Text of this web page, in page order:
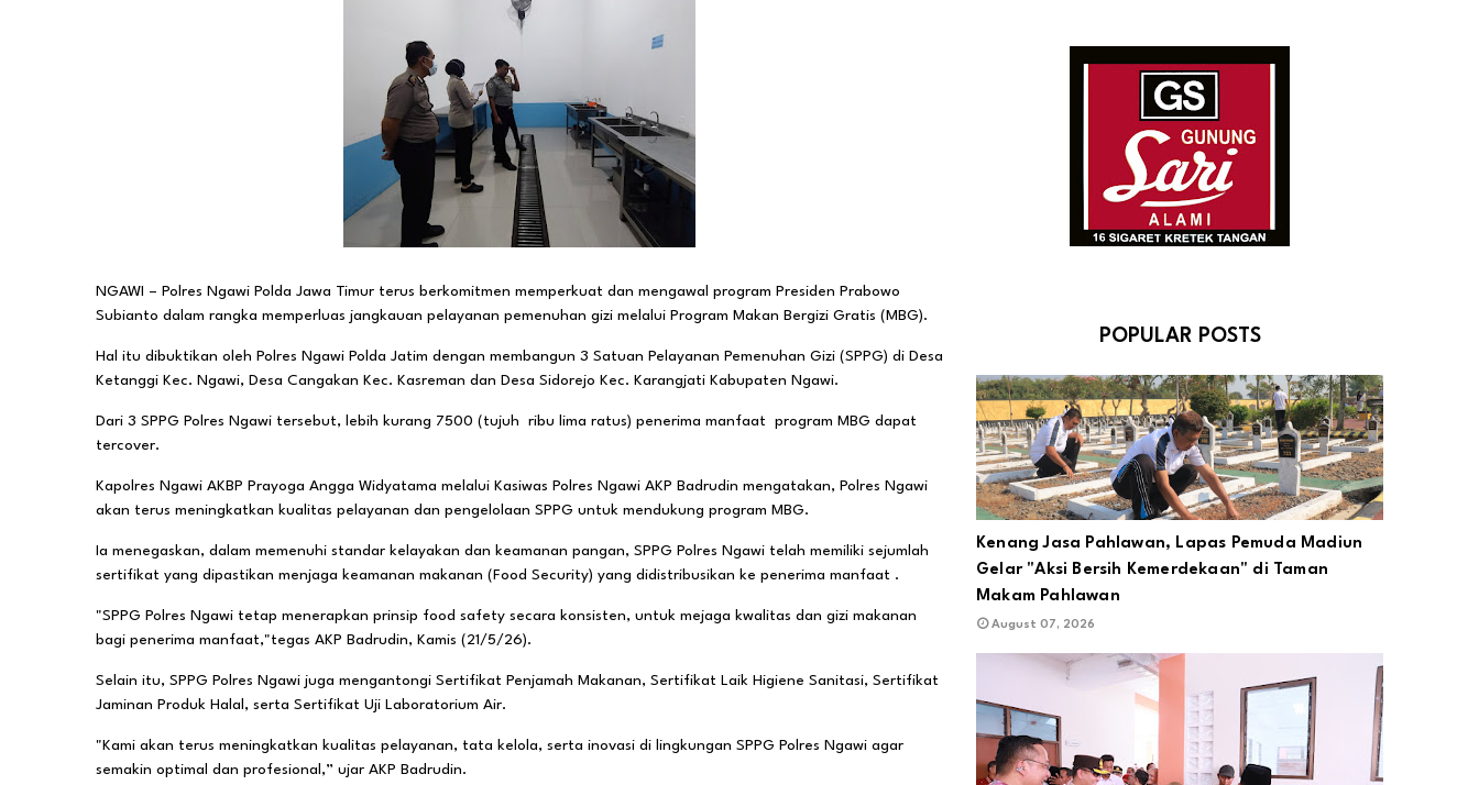
NGAWI – Polres Ngawi Polda Jawa Timur terus berkomitmen memperkuat dan mengawal program Presiden Prabowo
Subianto dalam rangka memperluas jangkauan pelayanan pemenuhan gizi melalui Program Makan Bergizi Gratis (MBG).
Hal itu dibuktikan oleh Polres Ngawi Polda Jatim dengan membangun 3 Satuan Pelayanan Pemenuhan Gizi (SPPG) di Desa
Ketanggi Kec. Ngawi, Desa Cangakan Kec. Kasreman dan Desa Sidorejo Kec. Karangjati Kabupaten Ngawi.
Dari 3 SPPG Polres Ngawi tersebut, lebih kurang 7500 (tujuh ribu lima ratus) penerima manfaat program MBG dapat
tercover.
Kapolres Ngawi AKBP Prayoga Angga Widyatama melalui Kasiwas Polres Ngawi AKP Badrudin mengatakan, Polres Ngawi
akan terus meningkatkan kualitas pelayanan dan pengelolaan SPPG untuk mendukung program MBG.
Ia menegaskan, dalam memenuhi standar kelayakan dan keamanan pangan, SPPG Polres Ngawi telah memiliki sejumlah
sertifikat yang dipastikan menjaga keamanan makanan (Food Security) yang didistribusikan ke penerima manfaat .
"SPPG Polres Ngawi tetap menerapkan prinsip food safety secara konsisten, untuk mejaga kwalitas dan gizi makanan
bagi penerima manfaat,"tegas AKP Badrudin, Kamis (21/5/26).
Selain itu, SPPG Polres Ngawi juga mengantongi Sertifikat Penjamah Makanan, Sertifikat Laik Higiene Sanitasi, Sertifikat
Jaminan Produk Halal, serta Sertifikat Uji Laboratorium Air.
"Kami akan terus meningkatkan kualitas pelayanan, tata kelola, serta inovasi di lingkungan SPPG Polres Ngawi agar
semakin optimal dan profesional,” ujar AKP Badrudin.
POPULAR POSTS
Kenang Jasa Pahlawan, Lapas Pemuda Madiun
Gelar "Aksi Bersih Kemerdekaan" di Taman
Makam Pahlawan
August 07, 2026